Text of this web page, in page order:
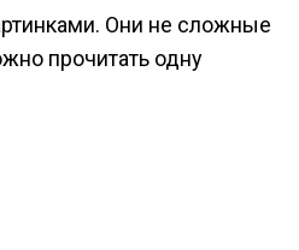
Они не сложные
прочитать одну